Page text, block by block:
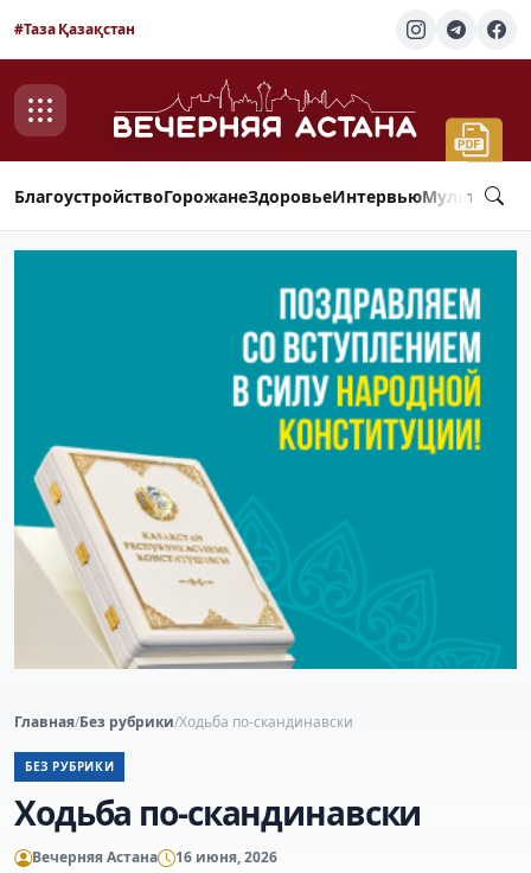
#Таза Қазақстан
БлагоустройствоГорожанеЗдоровьеИнтервью
Главная/Без рубрики/Ходьба по-скандинавски
БЕЗ РУБРИКИ
Ходьба по-скандинавски
Вечерняя Астана 16 июня, 2026